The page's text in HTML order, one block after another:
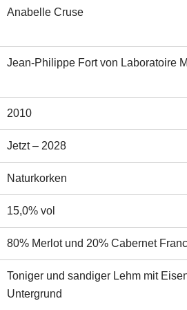
Anabelle Cruse
Jean-Philippe Fort von Laboratoire
2010
Jetzt – 2028
Naturkorken
15,0% vol
80% Merlot und 20% Cabernet Franc
Toniger und sandiger Lehm mit
Untergrund